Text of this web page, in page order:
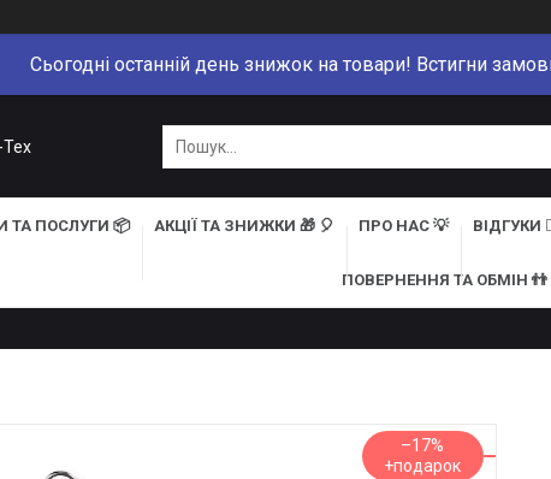
Сьогодні останній день знижок на товари! Встигни
Тех
ТА ПОСЛУГИ 📦 АКЦІЇ ТА ЗНИЖКИ 🎁 🎈 ПРО НАС 💡 ВІДГУКИ
ПОВЕРНЕННЯ ТА ОБМІН 👬
–17%